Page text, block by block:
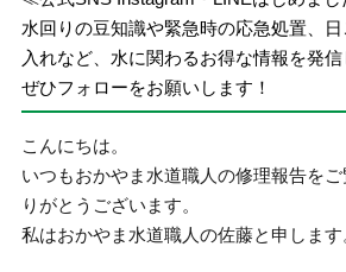
水回りの豆知識や緊急時の応急処置、
入れなど、水に関わるお得な情報を発信
ぜひフォローをお願いします！
こんにちは。
いつもおかやま水道職人の修理報告を
りがとうございます。
私はおかやま水道職人の佐藤と申します